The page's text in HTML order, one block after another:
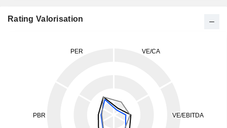
Rating Valorisation